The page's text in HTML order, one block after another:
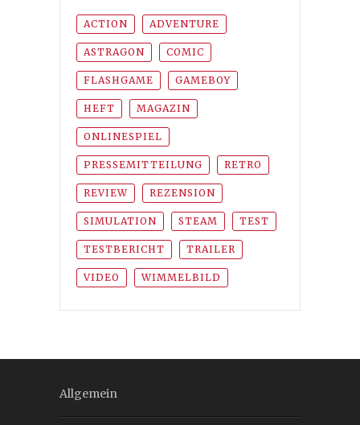
ACTION ADVENTURE
ASTRAGON COMIC
FLASHGAME GAMEBOY
HEFT MAGAZIN
ONLINESPIEL
PRESSEMITTEILUNG RETRO
REVIEW REZENSION
SIMULATION STEAM TEST
TESTBERICHT TRAILER
VIDEO WIMMELBILD
Allgemein